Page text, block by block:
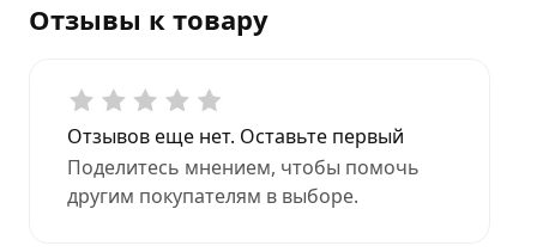
Отзывы к товару
Отзывов еще нет. Оставьте первый
Поделитесь мнением, чтобы помочь
другим покупателям в выборе.